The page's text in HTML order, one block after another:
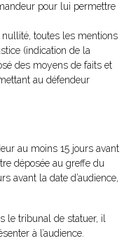
pour lui permettre
nullité, toutes les mentions
(indication de la
des moyens de faits et
au défendeur
au moins 15 jours avant
déposée au greffe du
avant la date d’audience,
le tribunal de statuer, il
à l’audience.